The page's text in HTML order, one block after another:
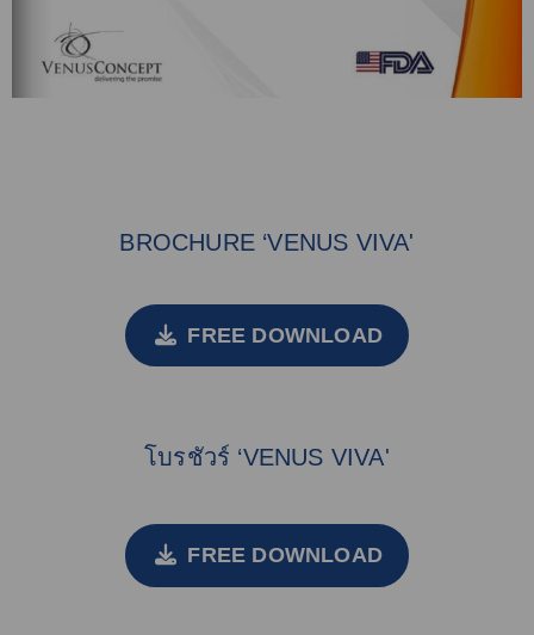
BROCHURE ‘VENUS VIVA'
FREE DOWNLOAD
โบรชัวร์ ‘VENUS VIVA'
FREE DOWNLOAD